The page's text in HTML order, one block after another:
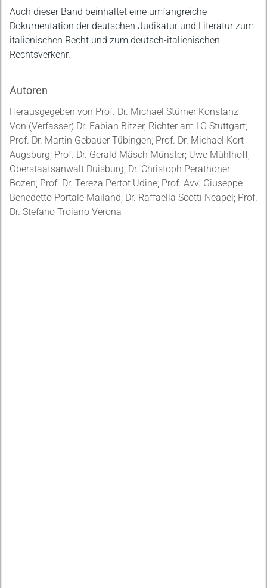
Auch dieser Band beinhaltet eine umfangreiche
Dokumentation der deutschen Judikatur und Literatur zum
italienischen Recht und zum deutsch-italienischen
Rechtsverkehr.
Autoren
Herausgegeben von Prof. Dr. Michael Stürner Konstanz
Von (Verfasser) Dr. Fabian Bitzer, Richter am LG Stuttgart;
Prof. Dr. Martin Gebauer Tübingen; Prof. Dr. Michael Kort
Augsburg; Prof. Dr. Gerald Mäsch Münster; Uwe Mühlhoff,
Oberstaatsanwalt Duisburg; Dr. Christoph Perathoner
Bozen; Prof. Dr. Tereza Pertot Udine; Prof. Avv. Giuseppe
Benedetto Portale Mailand; Dr. Raffaella Scotti Neapel; Prof.
Dr. Stefano Troiano Verona